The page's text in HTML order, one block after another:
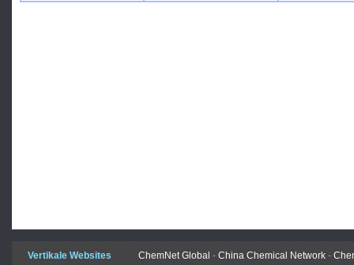
Vertikale Websites ChemNet Global - China Chemical Network -